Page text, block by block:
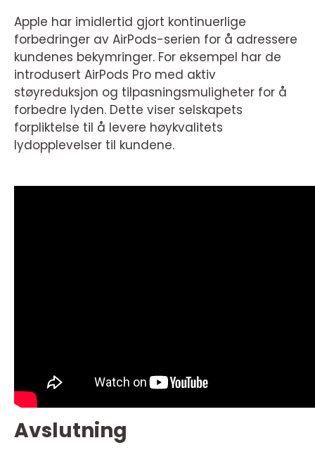
Apple har imidlertid gjort kontinuerlige
forbedringer av AirPods-serien for å adressere
kundenes bekymringer. For eksempel har de
introdusert AirPods Pro med aktiv
støyreduksjon og tilpasningsmuligheter for å
forbedre lyden. Dette viser selskapets
forpliktelse til å levere høykvalitets
lydopplevelser til kundene.
Avslutning